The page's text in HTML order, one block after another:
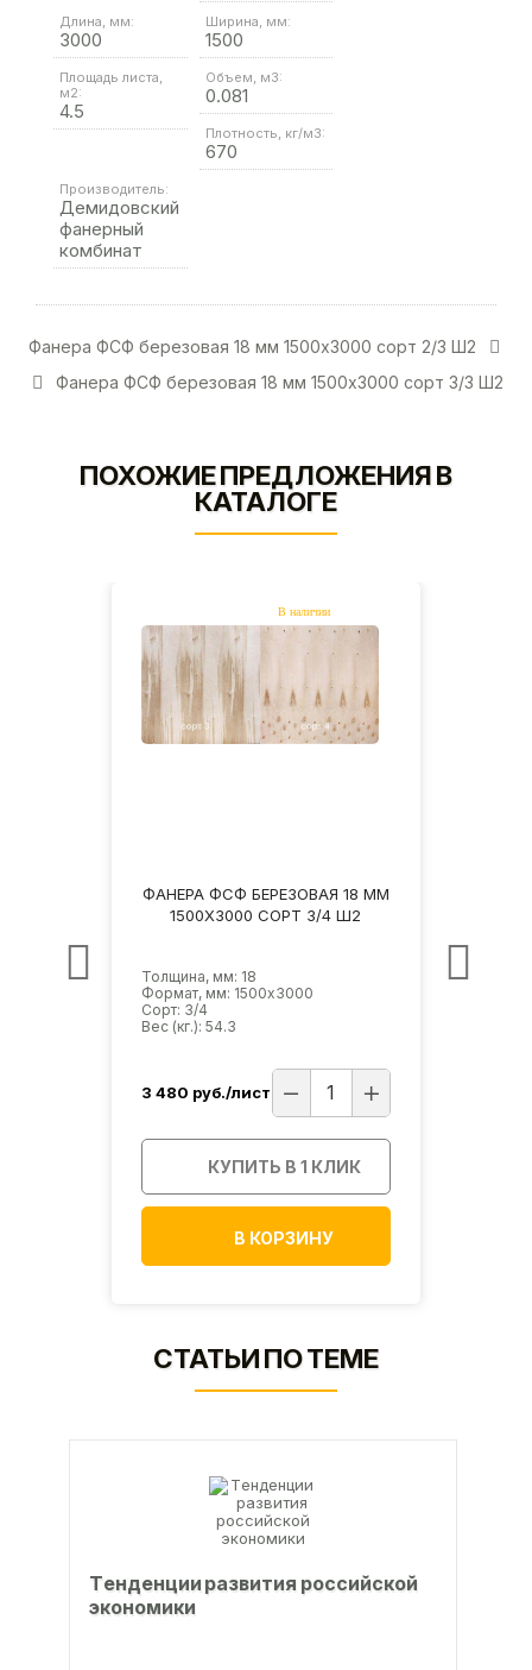
Длина, мм:
3000
Ширина, мм:
1500
Площадь листа,
м2:
4.5
Объем, м3:
0.081
Плотность, кг/м3:
670
Производитель:
Демидовский
фанерный
комбинат
Фанера ФСФ березовая 18 мм 1500х3000 сорт 2/3 Ш2
Фанера ФСФ березовая 18 мм 1500х3000 сорт 3/3 Ш2
ПОХОЖИЕ ПРЕДЛОЖЕНИЯ В
КАТАЛОГЕ
ФАНЕРА ФСФ БЕРЕЗОВАЯ 18 ММ
1500Х3000 СОРТ 3/4 Ш2
Толщина, мм: 18
Формат, мм: 1500х3000
Сорт: 3/4
Вес (кг.): 54.3
3 480 руб./лист
КУПИТЬ В 1 КЛИК
В КОРЗИНУ
СТАТЬИ ПО ТЕМЕ
Тeндeнции paзвития poccийcкoй
экoнoмики